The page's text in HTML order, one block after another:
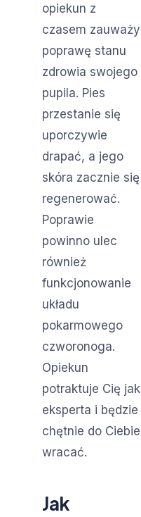
opiekun z
czasem zauważy
poprawę stanu
zdrowia swojego
pupila. Pies
przestanie się
uporczywie
drapać, a jego
skóra zacznie się
regenerować.
Poprawie
powinno ulec
również
funkcjonowanie
układu
pokarmowego
czworonoga.
Opiekun
potraktuje Cię jak
eksperta i będzie
chętnie do Ciebie
wracać.
Jak